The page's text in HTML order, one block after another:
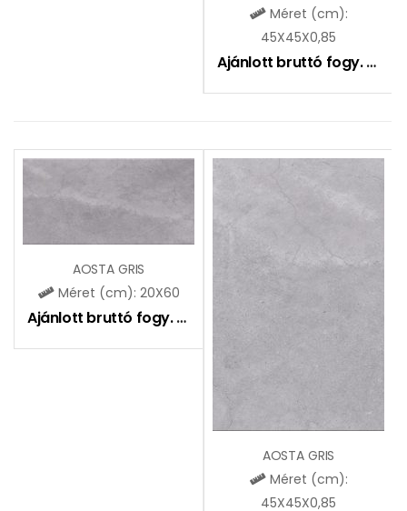
Méret (cm):
45X45X0,85
Ajánlott bruttó fogy. ár:
AOSTA GRIS
Méret (cm): 20X60
Ajánlott bruttó fogy. ár: 6990 Ft
AOSTA GRIS
Méret (cm):
45X45X0,85